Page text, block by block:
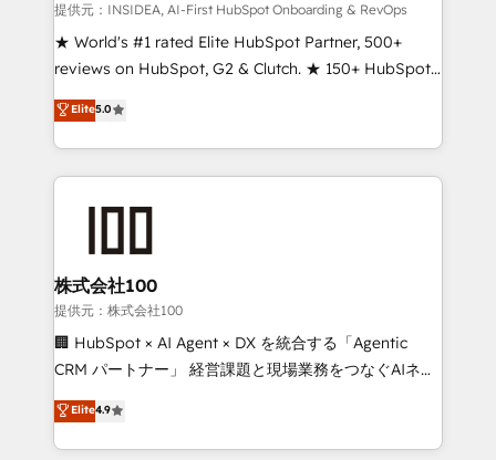
提供元：INSIDEA, AI-First HubSpot Onboarding & RevOps
★ World's #1 rated Elite HubSpot Partner, 500+
reviews on HubSpot, G2 & Clutch. ★ 150+ HubSpot
Certified Experts & Trainers across the team ★
1,500+ implementations across five continents ★ AI-
First, RevOps-led, Onboarding obsessed ★
Company of the Year 2024/25 INSIDEA helps
and build AI-powered workflows that drive adoption
from week one, in your time zone. What we do ➤
Onboarding: Live in weeks, with workflows built
around your business, not a template. ➤ Migration:
Move from any legacy CRM. Zero downtime, full data
run your revenue process. Sales, marketing, and
service wired together. ➤ AI and Integrations: Layer
Elite5.0
株式会社100
提供元：株式会社100
🏢 HubSpot × AI Agent × DX を統合する「Agentic
CRM パートナー」 経営課題と現場業務をつなぐAIネイ
ティブ・エージェンシーとして、HubSpot Eliteの実装
力で顧客フロント業務を再設計します。 💡 100inc は何
をする会社か？ HubSpotを共通基盤に、AIエージェン
Elite4.9